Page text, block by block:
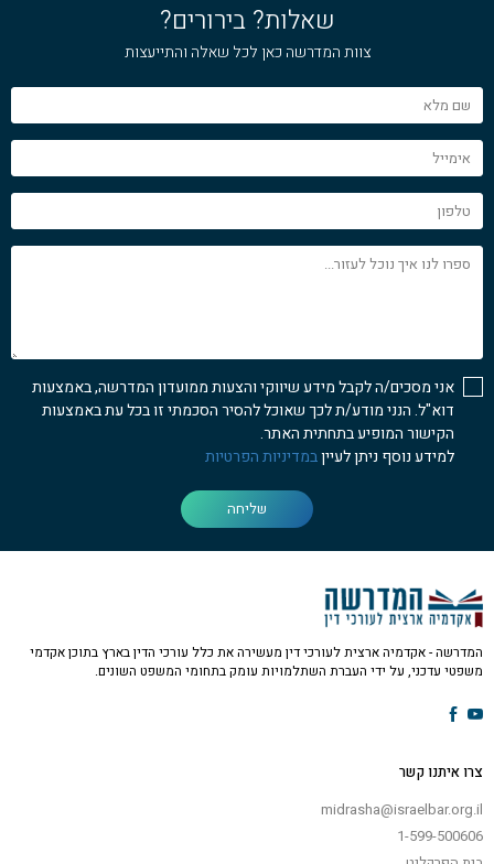
שאלות? בירורים?
צוות המדרשה כאן לכל שאלה והתייעצות
שם
מלא
אימייל
טלפון
ספרו
לנו
אני מסכים/ה לקבל מידע שיווקי והצעות ממועדון המדרשה, באמצעות
דוא"ל. הנני מודע/ת לכך שאוכל להסיר הסכמתי זו בכל עת באמצעות
הקישור המופיע בתחתית האתר.
למידע נוסף ניתן לעייןבמדיניות הפרטיות
שליחה
המדרשה - אקדמיה ארצית לעורכי דין מעשירה את כלל עורכי הדין בארץ בתוכן אקדמי
משפטי עדכני, על ידי העברת השתלמויות עומק בתחומי המשפט השונים.
צרו איתנו קשר
midrasha@israelbar.org.il
1-599-500606